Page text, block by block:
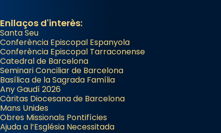
Enllaços d'interès:
Santa Seu
Conferència Episcopal Espanyola
Conferència Episcopal Tarraconense
Catedral de Barcelona
Seminari Conciliar de Barcelona
Basílica de la Sagrada Família
Any Gaudí 2026
Càritas Diocesana de Barcelona
Mans Unides
Obres Missionals Pontifícies
Ajuda a l’Església Necessitada